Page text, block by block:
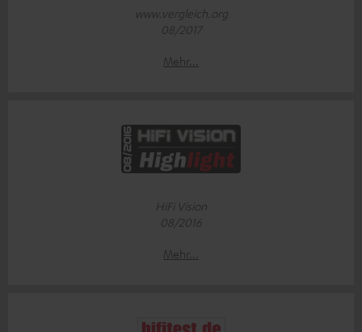
www.vergleich.org
08/2017
Mehr...
HiFi Vision
08/2016
Mehr...